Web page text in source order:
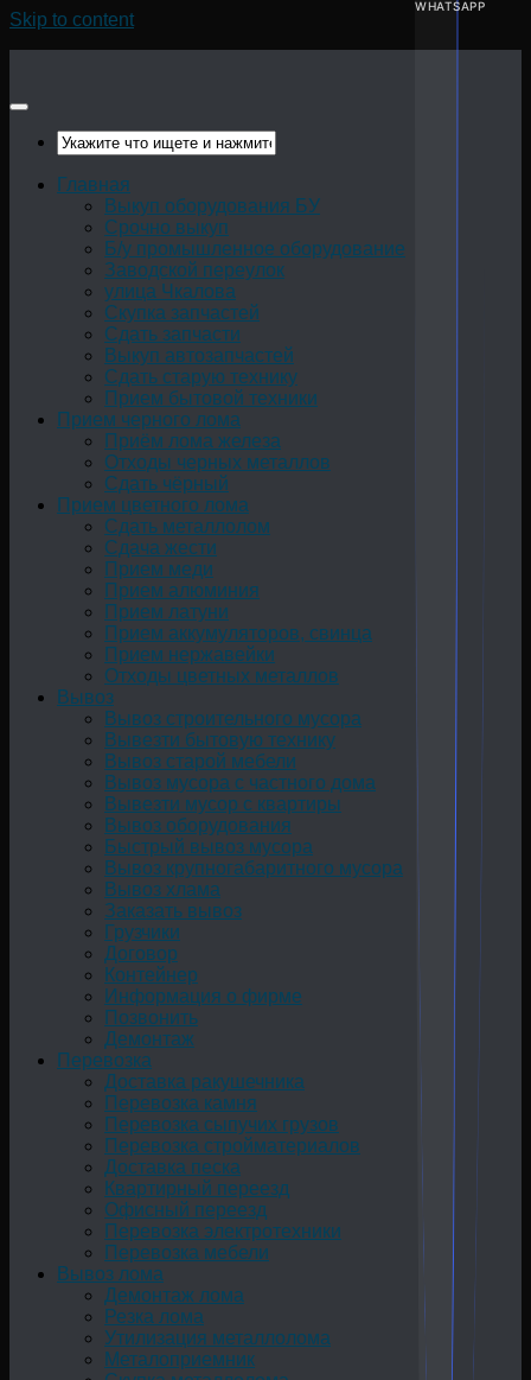
Skip to content
Главная
Выкуп оборудования БУ
Срочно выкуп
Б/у промышленное оборудование
Заводской переулок
улица Чкалова
Скупка запчастей
Сдать запчасти
Выкуп автозапчастей
Сдать старую технику
Прием бытовой техники
Прием черного лома
Приём лома железа
Отходы черных металлов
Сдать чёрный
Прием цветного лома
Сдать металлолом
Сдача жести
Прием меди
Прием алюминия
Прием латуни
Прием аккумуляторов, свинца
Прием нержавейки
Отходы цветных металлов
Вывоз
Вывоз строительного мусора
Вывезти бытовую технику
Вывоз старой мебели
Вывоз мусора с частного дома
Вывезти мусор с квартиры
Вывоз оборудования
Быстрый вывоз мусора
Вывоз крупногабаритного мусора
Вывоз хлама
Заказать вывоз
Грузчики
Договор
Контейнер
Информация о фирме
Позвонить
Демонтаж
Перевозка
Доставка ракушечника
Перевозка камня
Перевозка сыпучих грузов
Перевозка стройматериалов
Доставка песка
Квартирный переезд
Офисный переезд
Перевозка электротехники
Перевозка мебели
Вывоз лома
Демонтаж лома
Резка лома
Утилизация металлолома
Металоприемник
WHATSAPP